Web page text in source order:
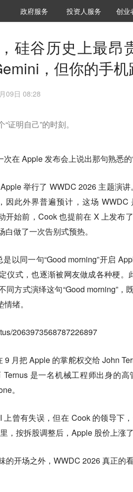
城市之窗
政府服务 VClub投资机构库
投资机构职位推介
投资人服务 创
创业
硅谷历史上最昂
，但你的手机
09日 08:28
证明自己”的时刻。
在 Apple 发布会上说出那句熟悉的
举行了 WWDC 2026 主题演
因此外界普遍预计，这场
开始前，Cook 也提前在 X 上发布
做了一次告别式预热。
以同一句“Good morning”开启
仪式，也逐渐被网友做成各种梗
同方式演绎这句“Good morning”，
绪。
2063973568787226897
9 月把 Apple 的掌舵权交给 John
是一名机械工程师出身的
。
上曾有失误，但在 Cook 的领导下
，按拆股调整后，Apple 股价上涨了
的开场之外，WWDC 2026 真正的